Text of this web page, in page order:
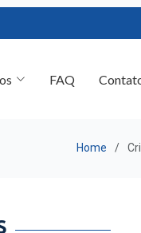
Home